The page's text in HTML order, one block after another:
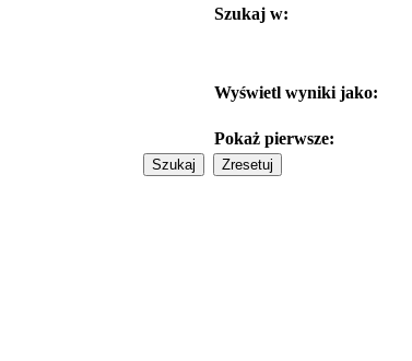
Szukaj w:
Wyświetl wyniki jako:
Pokaż pierwsze: